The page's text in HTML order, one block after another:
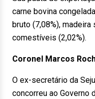
carne bovina
bruto (7,08%), madeira
comestíveis (2,02%).
Coronel Marcos
O ex-secretário da
concorreu ao Governo